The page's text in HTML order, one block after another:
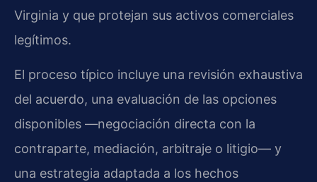
Virginia y que protejan sus activos comerciales
legítimos.
El proceso típico incluye una revisión exhaustiva
del acuerdo, una evaluación de las opciones
disponibles —negociación directa con la
contraparte, mediación, arbitraje o litigio— y
una estrategia adaptada a los hechos